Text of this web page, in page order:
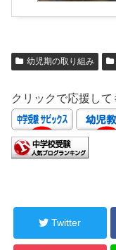
幼児期の取り組み
クリックで応援して
Twitter